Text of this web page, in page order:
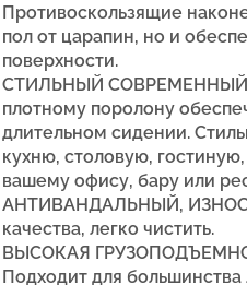
Противоскользящие
пол от царапин, но и
поверхности.
СТИЛЬНЫЙ СОВРЕМЕННЫЙ
плотному поролону
длительном сидении.
кухню, столовую,
вашему офису, бару или
АНТИВАНДАЛЬНЫЙ,
качества, легко чистить.
ВЫСОКАЯ
Подходит для